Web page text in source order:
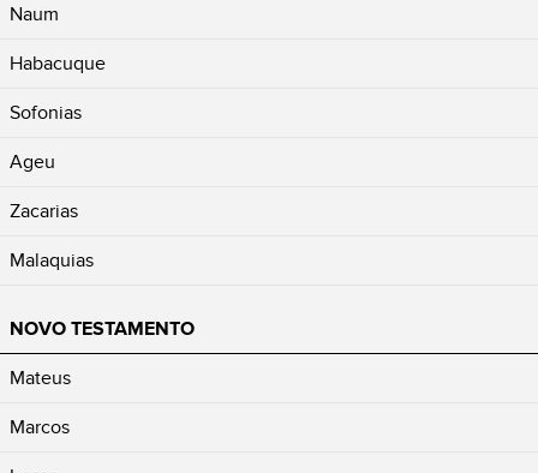
Naum
Habacuque
Sofonias
Ageu
Zacarias
Malaquias
NOVO TESTAMENTO
Mateus
Marcos